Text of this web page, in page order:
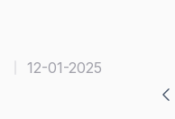
12-01-2025